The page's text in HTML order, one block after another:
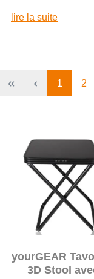
lire la suite
Page
1 2
yourGEAR
3D Stool